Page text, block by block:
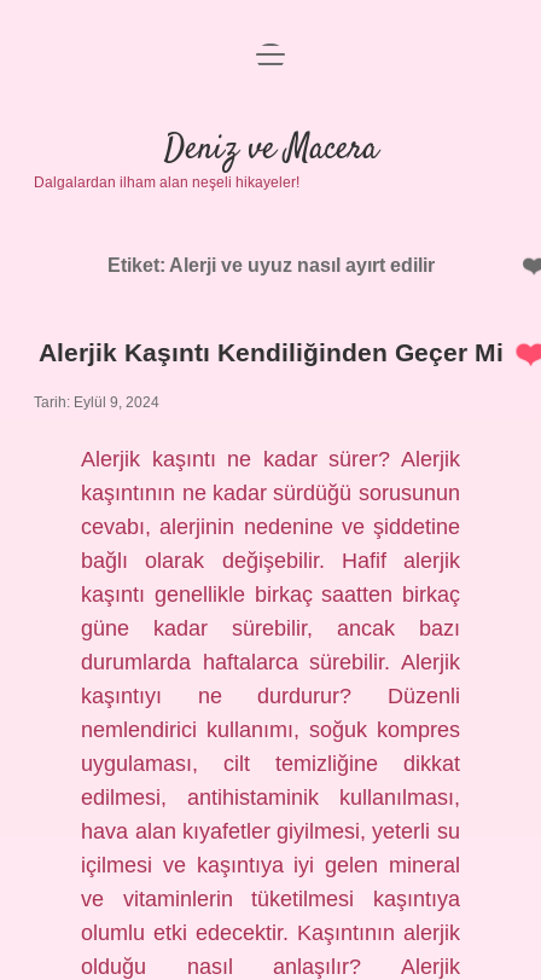
Anasayfa
Gizlilik Politikası
Yasal Uyarı
menüyü
Deniz ve Macera
Dalgalardan ilham alan neşeli hikayeler!
Etiket: Alerji ve uyuz nasıl ayırt edilir
Alerjik Kaşıntı Kendiliğinden Geçer Mi
Tarih: Eylül 9, 2024
Alerjik kaşıntı ne kadar sürer? Alerjik
kaşıntının ne kadar sürdüğü sorusunun
cevabı, alerjinin nedenine ve şiddetine
bağlı olarak değişebilir. Hafif alerjik
kaşıntı genellikle birkaç saatten birkaç
güne kadar sürebilir, ancak bazı
durumlarda haftalarca sürebilir. Alerjik
kaşıntıyı ne durdurur? Düzenli
nemlendirici kullanımı, soğuk kompres
uygulaması, cilt temizliğine dikkat
edilmesi, antihistaminik kullanılması,
hava alan kıyafetler giyilmesi, yeterli su
içilmesi ve kaşıntıya iyi gelen mineral
ve vitaminlerin tüketilmesi kaşıntıya
olumlu etki edecektir. Kaşıntının alerjik
olduğu nasıl anlaşılır? Alerjik